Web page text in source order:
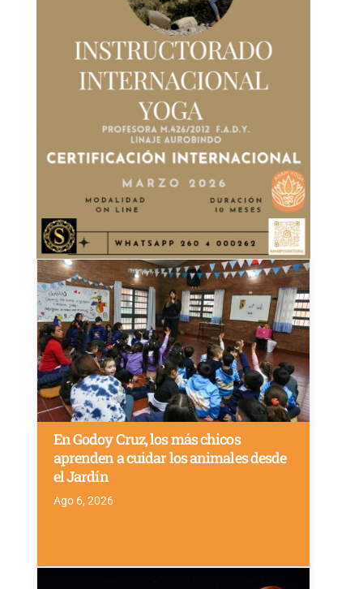
En Godoy Cruz, los más chicos
aprenden a cuidar los animales desde
el Jardín
Ago 6, 2026